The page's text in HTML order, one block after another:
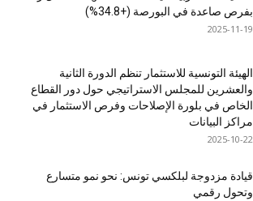
بفرص صاعدة في البورصة (+34.8%)
2025-11-19
الهيئة التونسية للاستثمار تنظم الدورة الثانية
والعشرين للمجلس الاستراتيجي حول دور القطاع
الخاص في بلورة الإصلاحات وفرص الاستثمار في
مراكز البيانات
2025-10-22
قيادة مزدوجة لبلكسي تونس: نحو نمو متسارع
وتحول رقمي